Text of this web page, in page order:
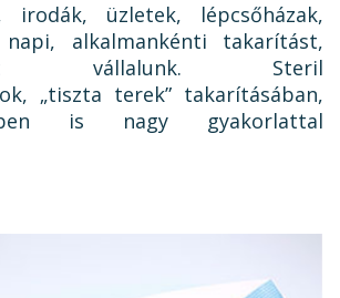
irodák, üzletek, lépcsőházak,
alkalmankénti takarítást,
vállalunk. Steril
„tiszta terek” takarításában,
is nagy gyakorlattal